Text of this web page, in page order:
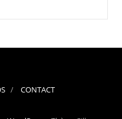
CONTACT